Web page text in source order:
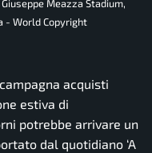
Meazza Stadium,
- World Copyright
acquisti
estiva di
potrebbe arrivare un
dal quotidiano ‘A